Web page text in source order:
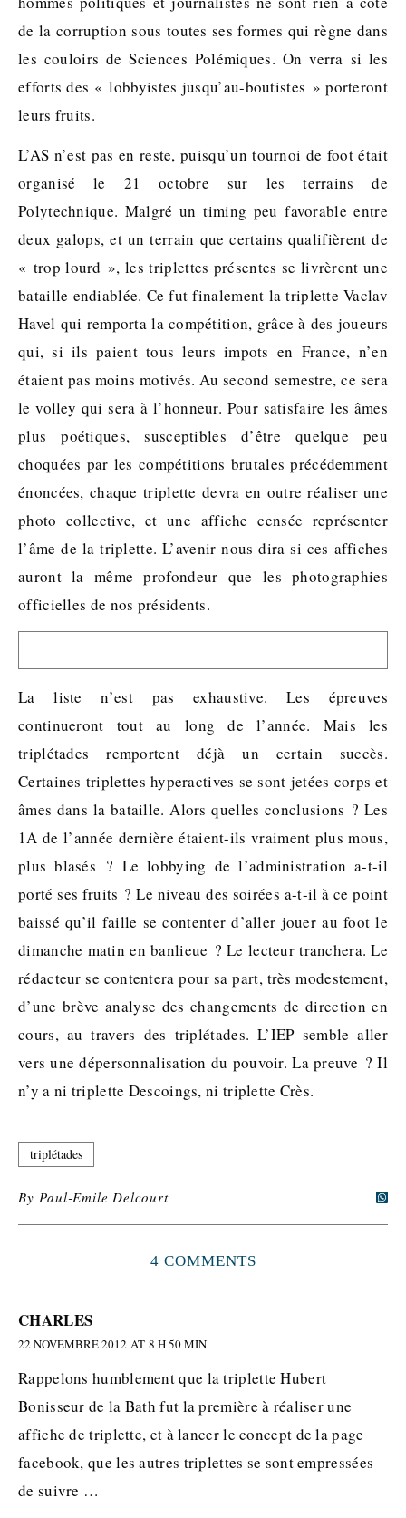
de la corruption sous toutes ses formes qui règne dans
les couloirs de Sciences Polémiques. On verra si les
efforts des « lobbyistes jusqu’au-boutistes » porteront
leurs fruits.
L’AS n’est pas en reste, puisqu’un tournoi de foot était
organisé le 21 octobre sur les terrains de
Polytechnique. Malgré un timing peu favorable entre
deux galops, et un terrain que certains qualifièrent de
« trop lourd », les triplettes présentes se livrèrent une
bataille endiablée. Ce fut finalement la triplette Vaclav
Havel qui remporta la compétition, grâce à des joueurs
qui, si ils paient tous leurs impots en France, n’en
étaient pas moins motivés. Au second semestre, ce sera
le volley qui sera à l’honneur. Pour satisfaire les âmes
plus poétiques, susceptibles d’être quelque peu
choquées par les compétitions brutales précédemment
énoncées, chaque triplette devra en outre réaliser une
photo collective, et une affiche censée représenter
l’âme de la triplette. L’avenir nous dira si ces affiches
auront la même profondeur que les photographies
officielles de nos présidents.
La liste n’est pas exhaustive. Les épreuves
continueront tout au long de l’année. Mais les
triplétades remportent déjà un certain succès.
Certaines triplettes hyperactives se sont jetées corps et
âmes dans la bataille. Alors quelles conclusions ? Les
1A de l’année dernière étaient-ils vraiment plus mous,
plus blasés ? Le lobbying de l’administration a-t-il
porté ses fruits ? Le niveau des soirées a-t-il à ce point
baissé qu’il faille se contenter d’aller jouer au foot le
dimanche matin en banlieue ? Le lecteur tranchera. Le
rédacteur se contentera pour sa part, très modestement,
d’une brève analyse des changements de direction en
cours, au travers des triplétades. L’IEP semble aller
vers une dépersonnalisation du pouvoir. La preuve ? Il
n’y a ni triplette Descoings, ni triplette Crès.
triplétades
By Paul-Emile Delcourt
4 COMMENTS
CHARLES
22 NOVEMBRE 2012 AT 8 H 50 MIN
Rappelons humblement que la triplette Hubert
Bonisseur de la Bath fut la première à réaliser une
affiche de triplette, et à lancer le concept de la page
facebook, que les autres triplettes se sont empressées
de suivre …